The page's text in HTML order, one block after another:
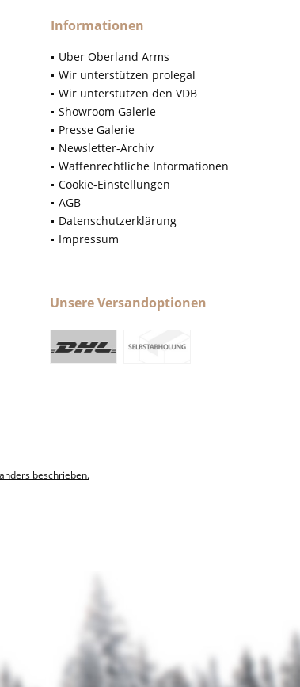
Informationen
Über Oberland Arms
Wir unterstützen prolegal
Wir unterstützen den VDB
Showroom Galerie
Presse Galerie
Newsletter-Archiv
Waffenrechtliche Informationen
Cookie-Einstellungen
AGB
Datenschutzerklärung
Impressum
Unsere Versandoptionen
beschrieben.